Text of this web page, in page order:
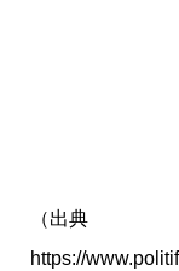
（出典
https://